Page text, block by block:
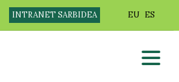
INTRANET SARBIDEA EU ES